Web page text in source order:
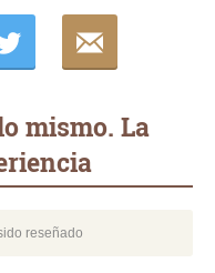
mismo. La
reseñado